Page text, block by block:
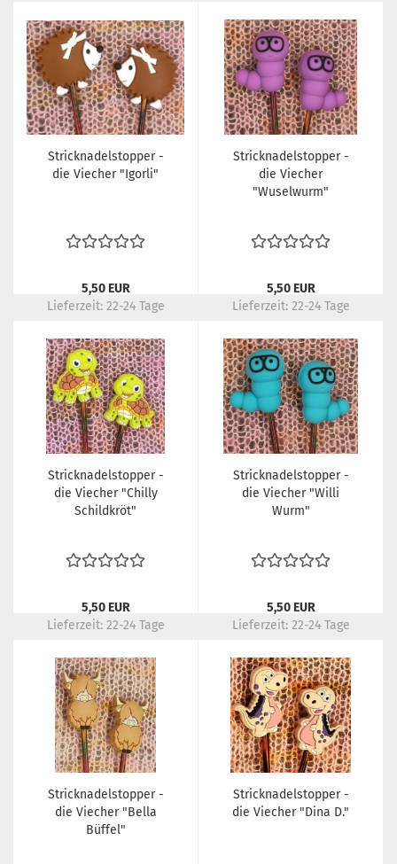
Stricknadelstopper -
die Viecher "Igorli"
5,50 EUR
Lieferzeit: 22-24 Tage
Stricknadelstopper -
die Viecher
"Wuselwurm"
5,50 EUR
Lieferzeit: 22-24 Tage
Stricknadelstopper -
die Viecher "Chilly
Schildkröt"
5,50 EUR
Lieferzeit: 22-24 Tage
Stricknadelstopper -
die Viecher "Willi
Wurm"
5,50 EUR
Lieferzeit: 22-24 Tage
Stricknadelstopper -
die Viecher "Bella
Büffel"
Stricknadelstopper -
die Viecher "Dina D."